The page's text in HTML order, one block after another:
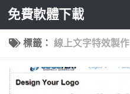
Skip to content
免費軟體下載
標籤： 線上文字特效製作